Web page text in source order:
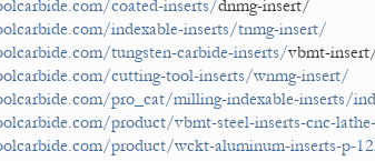
coated-inserts/dnmg-
indexable-inserts/tnmg-insert/
tungsten-carbide-inserts/vbmt-
cutting-tool-inserts/wnmg-insert/
pro_cat/milling-indexable-inserts/
product/vbmt-steel-inserts-cnc-
product/wckt-aluminum-inserts-p-